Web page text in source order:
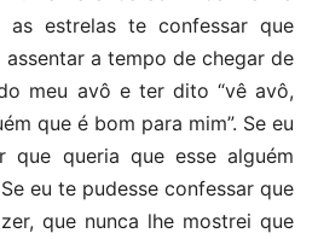
estrelas te confessar que
a tempo de chegar de
meu avô e ter dito “vê avô,
que é bom para mim”. Se eu
que queria que esse alguém
eu te pudesse confessar que
que nunca lhe mostrei que